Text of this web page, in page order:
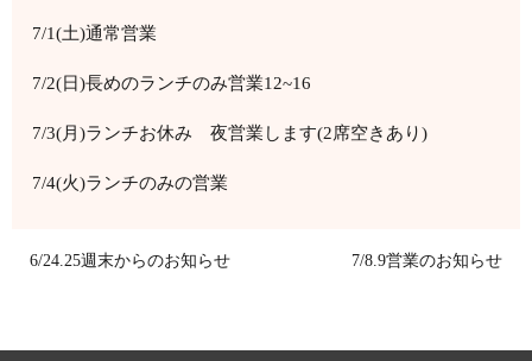
7/1(土)通常営業
7/2(日)長めのランチのみ営業12~16
7/3(月)ランチお休み 夜営業します(2席空きあり)
7/4(火)ランチのみの営業
6/24.25週末からのお知らせ 7/8.9営業のお知らせ